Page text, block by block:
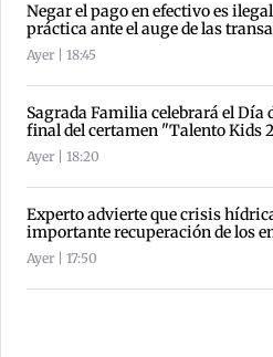
Negar el pago en efectivo es
práctica ante el auge de las
Ayer | 18:45
Sagrada Familia celebrará el Día
final del certamen "Talento Kids
Ayer | 18:20
Experto advierte que crisis
importante recuperación de los
Ayer | 17:50